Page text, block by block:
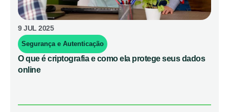
9 JUL 2025
Segurança e Autenticação
O que é criptografia e como ela protege seus dados
online